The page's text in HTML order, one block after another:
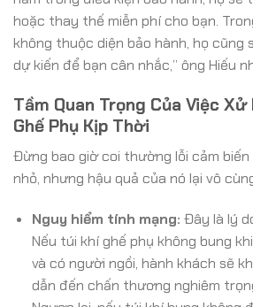
hoặc thay thế miễn phí cho bạn.
không thuộc diện bảo hành, họ cũng
dự kiến để bạn cân nhắc,” ông Hiếu
Tầm Quan Trọng Của Việc
Ghế Phụ Kịp Thời
Đừng bao giờ coi thường lỗi cảm biến
nhỏ, nhưng hậu quả của nó lại vô
Nguy hiểm tính mạng: Đây là lý
Nếu túi khí ghế phụ không bung
và có người ngồi, hành khách sẽ
dẫn đến chấn thương nghiêm